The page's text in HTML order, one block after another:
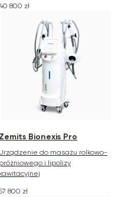
800 zł
Zemits Bionexis Pro
Urządzenie do masażu rolkowo-
próżniowego i lipolizy
kawitacyjnej
800 zł